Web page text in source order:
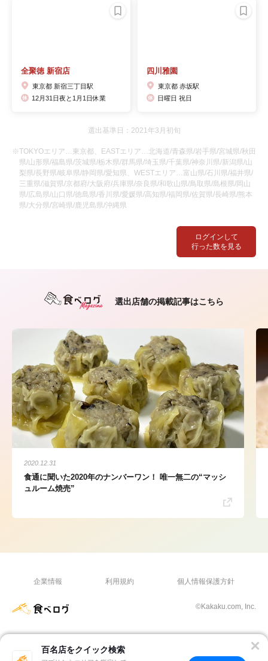
百名店をクイック検索
ログインして
行った数を見る
全聚徳 新宿店
東京都 新宿三丁目駅
12月31日夜と1月1日休業
四川雅園
東京都 赤坂駅
日曜日 祝日
選出基準日：2021年3月初旬
※TOKYOエリア…東京都、EASTエリア…北海道/青森県/岩手県/宮城県/秋田
県/山形県/福島県/茨城県/栃木県/群馬県/埼玉県/千葉県/神奈川県/新潟県/山
梨県/長野県/岐阜県/静岡県/愛知県、WESTエリア…富山県/石川県/福井県/
三重県/滋賀県/京都府/大阪府/兵庫県/奈良県/和歌山県/鳥取県/島根県/岡山
県/広島県/山口県/徳島県/香川県/愛媛県/高知県/福岡県/佐賀県/長崎県/熊本
県/大分県/宮崎県/鹿児島県/沖縄県
選出店舗の掲載記事はこちら
2020.12.31
食通に聞いた2020年のナンバーワン！ 唯一無二の“マッシ
ュルーム焼売”
企業情報 利用規約 個人情報保護方針
©Kakaku.com, Inc.